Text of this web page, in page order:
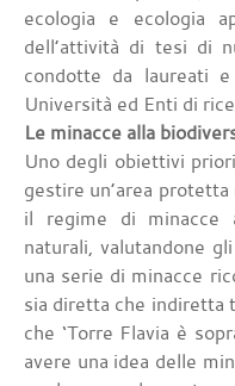
ecologia e ecologia
dell’attività di tesi di
condotte da laureati
Università ed Enti di
Le minacce alla
Uno degli obiettivi
gestire un’area
il regime di minacce
naturali, valutandone
una serie di minacce
sia diretta che indiretta
che ‘Torre Flavia è
avere una idea delle